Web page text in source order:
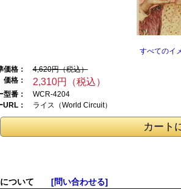
すべてのイ
価格：
4,620円（税込）
価格：
2,310円（税込）
型番：
WCR-4204
URL：
ライス（World Circuit）
について [問い合わせる]